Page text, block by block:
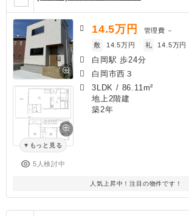
もっと見る
5人検討中
14.5万円 管理費 －
敷
14.5万円 礼 14.5万円
白岡駅 歩24分
白岡市西３
3LDK / 86.11m²
地上2階建
築2年
人気上昇中！注目の物件です！